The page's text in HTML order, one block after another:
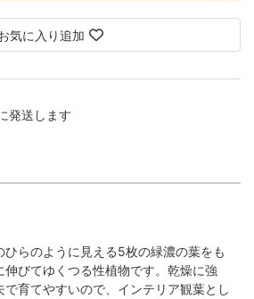
気に入り追加
発送します
ひらのように見える5枚の緑濃の葉をも
びてゆくつる性植物です。乾燥に強
で育てやすいので、インテリア観葉とし